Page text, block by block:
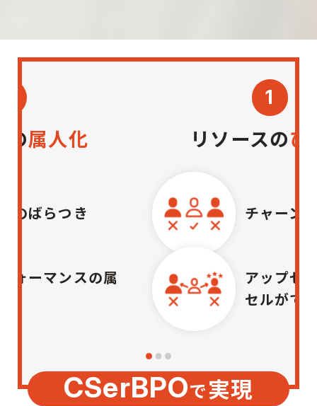
リソースの
ひっ迫
チャーン率の増加
アップセル・クロス
セルができない
CSerBPOで実現